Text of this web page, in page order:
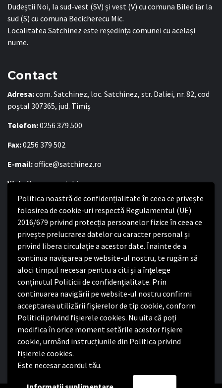
Politica noastră de confidențialitate în ceea ce privește
folosirea de cookie-uri respectă Regulamentul (UE)
2016/679 privind protecția persoanelor fizice în ceea ce
privește prelucrarea datelor cu caracter personal și
privind libera circulație a acestor date. Înainte de a
continua navigarea pe website-ul nostru, te rugăm să
aloci timpul necesar pentru a citi și a înțelege
conținutul Politicii de confidențialitate. Prin
continuarea navigării pe website-ul nostru confirmi
acceptarea utilizării fişierelor de tip cookie, conform
Politicii privind fișierele cookies. Nu uita că poți
modifica în orice moment setările acestor fişiere
cookie, urmând instrucțiunile din Politica privind
fișierele cookies.
Este necesar acordul tău.
Dudeștii Noi, la sud-vest (SV) și vest (V) cu comuna Biled iar la
sud (S) cu comuna Becicherecu Mic.
Localitatea Satchinez este reședința comunei cu același
nume.
Contact
Adresa:com. Satchinez, loc. Satchinez, str. Daliei, nr. 82, cod
poștal 307365, jud. Timiș
Telefon:0256 379 500
Fax:0256 379 502
E-mail:office@satchinez.ro
Website:www.satchinez.ro
Program cu publicul:
Luni – Joi:8:00-16:30
Vineri:8:00 – 14:00
Politica de confidențialitate
Politica de confidențialitate
Nota de informare privind implementarea Regulamentului
(UE) 2016/679
Termeni și condiții de utilizare website